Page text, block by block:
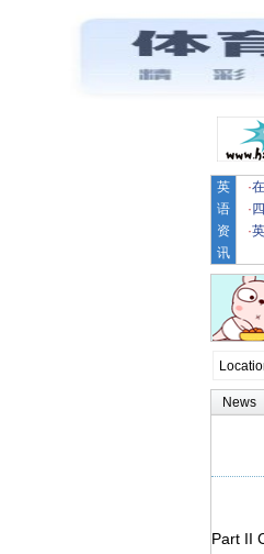
英
语
资
讯
·
·
·
News
Part II